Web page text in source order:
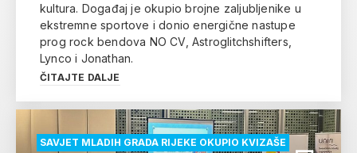
kultura. Događaj je okupio brojne zaljubljenike u
ekstremne sportove i donio energične nastupe
prog rock bendova NO CV, Astroglitchshifters,
Lynco i Jonathan.
ČITAJTE DALJE
SAVJET MLADIH GRADA RIJEKE OKUPIO KVIZAŠE